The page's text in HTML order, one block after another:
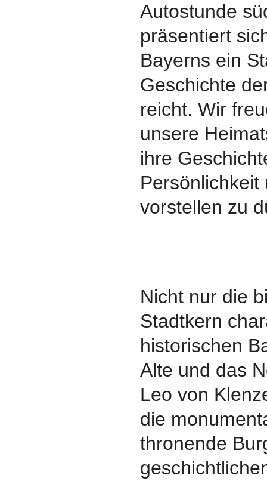
Autostunde
präsentiert
Bayerns ein
Geschichte
reicht. Wir
unsere
ihre
vorstellen zu
Nicht nur die
Stadtkern
historischen
Alte und das
Leo von
die
thronende